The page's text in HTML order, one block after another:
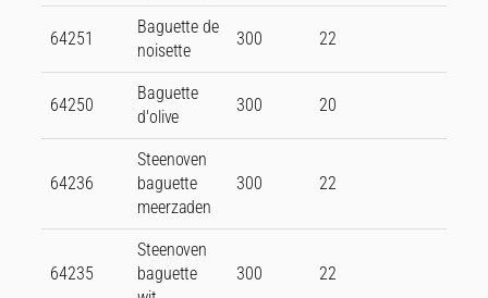
64251
Baguette de
noisette
300 22
64250
Baguette
d'olive
300 20
64236
Steenoven
baguette
meerzaden
300 22
64235
Steenoven
baguette
300 22